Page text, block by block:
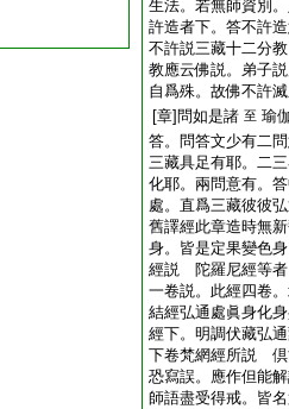
生法。若無師資別
許造者下。答不許
不許説三藏十二分
教應云佛説。弟子
自爲殊。故佛不許
[章]問如是諸 至 瑜
答。問答文少有二
三藏具足有耶。二
化耶。兩問意有。
處。直爲三藏彼彼
舊譯經此章造時無
身。皆是定果變色
經説 陀羅尼經等者
一卷説。此經四卷
結經弘通處眞身化
經下。明調伏藏弘
下卷梵網經所説 倶
恐寫誤。應作但能
師語盡受得戒。皆